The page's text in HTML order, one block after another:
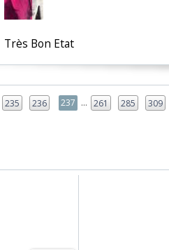
‎Très Bon Etat‎
235 236 237 ... 261 285 309